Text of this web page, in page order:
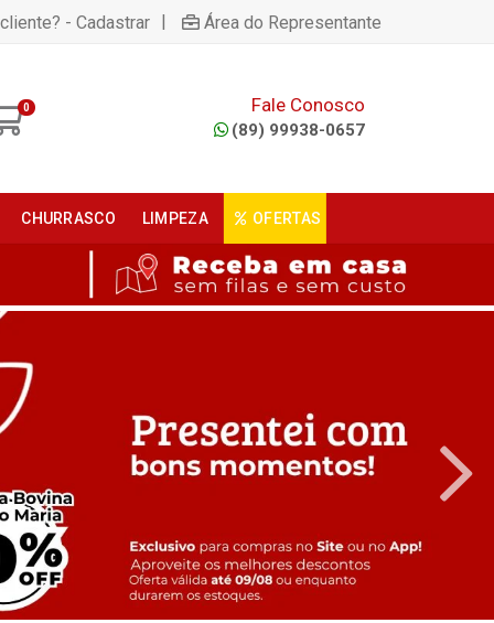
- Cadastrar | Área do Representante
0 Fale Conosco
(89) 99938-0657
CHURRASCO LIMPEZA OFERTAS